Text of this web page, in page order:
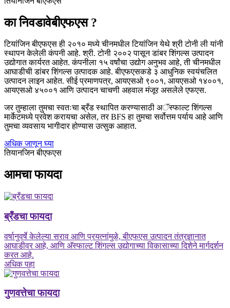
का निवडावेबीएफएस ?
टियांजिन बीएफएस ही २०१० मध्ये चीनमधील टियांजिन येथे श्री टोनी ली यांनी
स्थापन केलेली कंपनी आहे. श्री. टोनी २००२ पासून डांबर शिंगल्स उत्पादन
उद्योगात कार्यरत आहेत. कंपनीला १५ वर्षांचा उद्योग अनुभव आहे, ती चीनमधील
आघाडीची डांबर शिंगल्स उत्पादक आहे. बीएफएसकडे ३ आधुनिक स्वयंचलित
उत्पादन लाइन आहेत. सीई प्रमाणपत्र, आयएसओ ९००१, आयएसओ १४००१,
आयएसओ ४५००१ आणि उत्पादन चाचणी अहवाल मंजूर असलेले एफएस.
जर तुम्हाला तुमचा स्वतःचा ब्रँड स्थापित करण्यासाठी अॅस्फाल्ट शिंगल्स
मार्केटमध्ये प्रवेश करायचा असेल, तर BFS हा तुमचा सर्वोत्तम पर्याय आहे आणि
तुमचा व्यवसाय भागीदार होण्यास उत्सुक आहात.
अधिक जाणून घ्या
तियानजिन बीएफएस
आमचा फायदा
ब्रँडचा फायदा
वर्षानुवर्षे केलेल्या सराव आणि प्रयत्नांमुळे, बीएफएस उत्पादन तंत्रज्ञानात
आघाडीवर आहे, आणि अ‍ॅस्फाल्ट शिंगल्स उद्योगाच्या विकासाच्या दिशेने मार्गदर्शन
करत आहे.
अधिक पहा
गुणवत्तेचा फायदा